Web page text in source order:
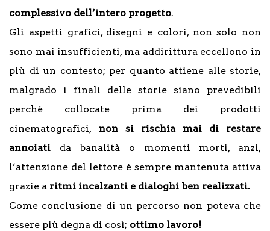
complessivo dell’intero progetto.
Gli aspetti grafici, disegni e colori, non solo non
sono mai insufficienti, ma addirittura eccellono in
più di un contesto; per quanto attiene alle storie,
malgrado i finali delle storie siano prevedibili
perché collocate prima dei prodotti
cinematografici, non si rischia mai di restare
annoiati da banalità o momenti morti, anzi,
l’attenzione del lettore è sempre mantenuta attiva
grazie a ritmi incalzanti e dialoghi ben realizzati.
Come conclusione di un percorso non poteva che
essere più degna di così; ottimo lavoro!